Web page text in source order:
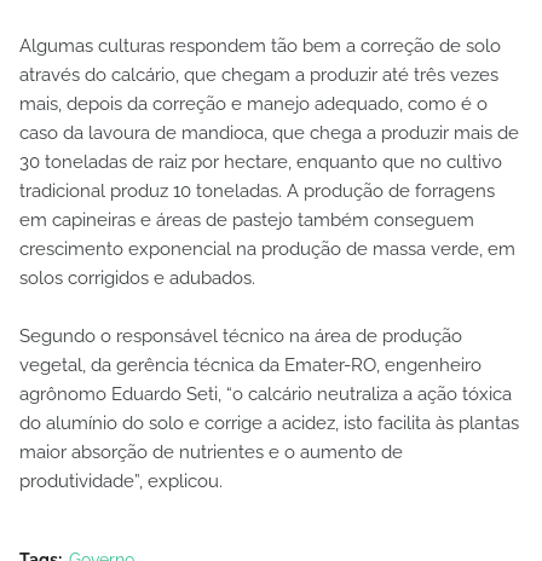
Algumas culturas respondem tão bem a correção de solo
através do calcário, que chegam a produzir até três vezes
mais, depois da correção e manejo adequado, como é o
caso da lavoura de mandioca, que chega a produzir mais de
30 toneladas de raiz por hectare, enquanto que no cultivo
tradicional produz 10 toneladas. A produção de forragens
em capineiras e áreas de pastejo também conseguem
crescimento exponencial na produção de massa verde, em
solos corrigidos e adubados.
Segundo o responsável técnico na área de produção
vegetal, da gerência técnica da Emater-RO, engenheiro
agrônomo Eduardo Seti, “o calcário neutraliza a ação tóxica
do alumínio do solo e corrige a acidez, isto facilita às plantas
maior absorção de nutrientes e o aumento de
produtividade”, explicou.